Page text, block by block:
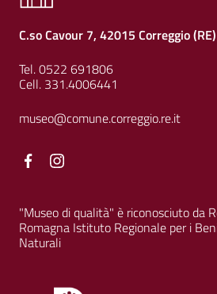
C.so Cavour 7, 42015 Correggio (RE)
Tel. 0522 691806
Cell. 331.4006441
museo@comune.correggio.re.it
Facebook
"Museo di qualità" è riconosciuto da
Romagna Istituto Regionale per i
Naturali